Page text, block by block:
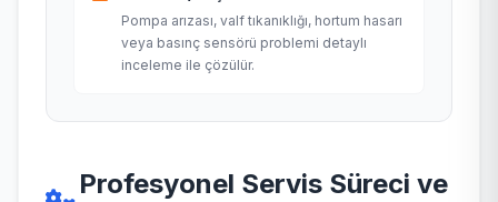
Pompa arızası, valf tıkanıklığı, hortum hasarı
veya basınç sensörü problemi detaylı
inceleme ile çözülür.
Profesyonel Servis Süreci ve